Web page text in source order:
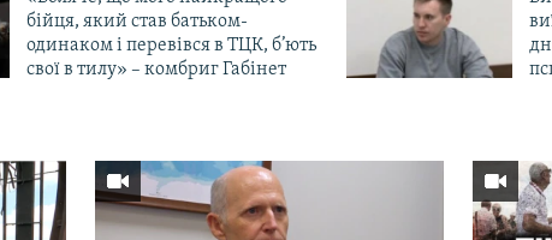
бійця, який став батьком-
одинаком і перевівся в ТЦК, б’ють
свої в тилу» – комбриг Габінет